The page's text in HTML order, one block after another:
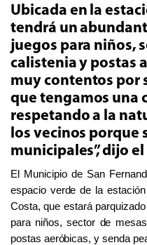
Ubicada en la
tendrá un
juegos para niños,
calistenia y postas
muy contentos por
que tengamos una
respetando a la
los vecinos porque
municipales”, dijo
El Municipio de San
espacio verdede la
Costa, que estará p
para niños, sector de
postas aeróbicas, y senda